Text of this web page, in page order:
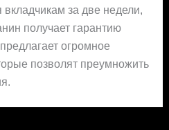
за две недели,
получает гарантию
огромное
позволят преумножить